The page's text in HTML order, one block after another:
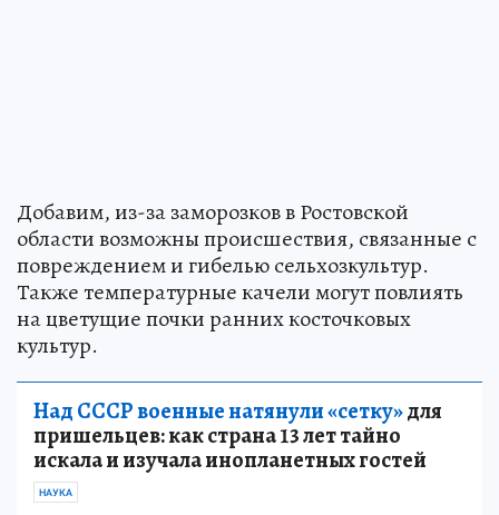
Добавим, из-за заморозков в Ростовской
области возможны происшествия, связанные с
повреждением и гибелью сельхозкультур.
Также температурные качели могут повлиять
на цветущие почки ранних косточковых
культур.
Над СССР военные натянули «сетку»для
пришельцев: как страна 13 лет тайно
искала и изучала инопланетных гостей
НАУКА